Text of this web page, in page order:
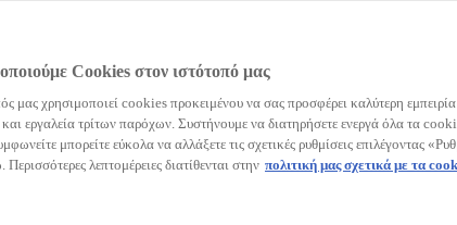
Διαμοιρασμού Δεδομένων
Cookies στον ιστότοπό μας
μας χρησιμοποιεί cookies προκειμένου να σας προσφέρει καλύτερη
και εργαλεία τρίτων παρόχων. Συστήνουμε να διατηρήσετε ενεργά όλα τα
μπορείτε εύκολα να αλλάξετε τις σχετικές ρυθμίσεις επιλέγοντας
λεπτομέρειες διατίθενται στην πολιτική μας σχετικά με τα